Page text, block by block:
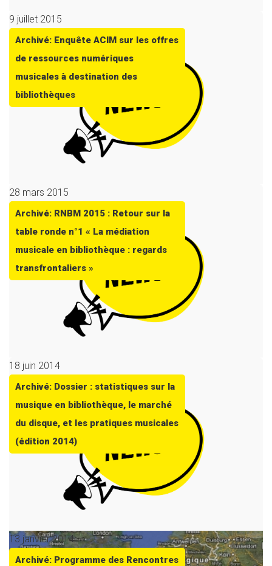
9 juillet 2015
Archivé: Enquête ACIM sur les offres
de ressources numériques
musicales à destination des
bibliothèques
28 mars 2015
Archivé: RNBM 2015 : Retour sur la
table ronde n°1 « La médiation
musicale en bibliothèque : regards
transfrontaliers »
18 juin 2014
Archivé: Dossier : statistiques sur la
musique en bibliothèque, le marché
du disque, et les pratiques musicales
(édition 2014)
13 janvier 2014
Archivé: Programme des Rencontres